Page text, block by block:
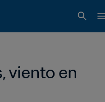
viento en